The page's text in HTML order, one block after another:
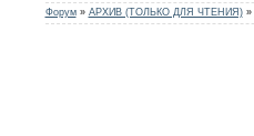
Форум » АРХИВ (ТОЛЬКО ДЛЯ ЧТЕНИЯ) »